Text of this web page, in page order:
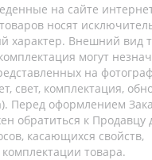
на сайте
носят
характер. Внешний вид
могут
на
свет, комплектация,
Перед оформлением
обратиться к Продавцу
касающихся свойств,
товара.